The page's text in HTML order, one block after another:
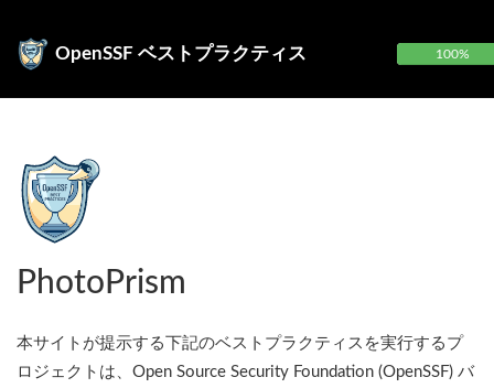
OpenSSF ベストプラクティス 100%
PhotoPrism
本サイトが提示する下記のベストプラクティスを実行するプ
ロジェクトは、Open Source Security Foundation (OpenSSF) バ